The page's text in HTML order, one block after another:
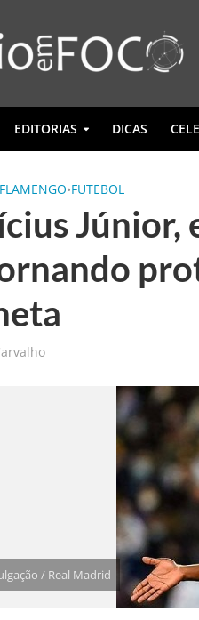
EDITORIAS DICAS
FLAMENGO•FUTEBOL
Júnior,
/ Real Madrid